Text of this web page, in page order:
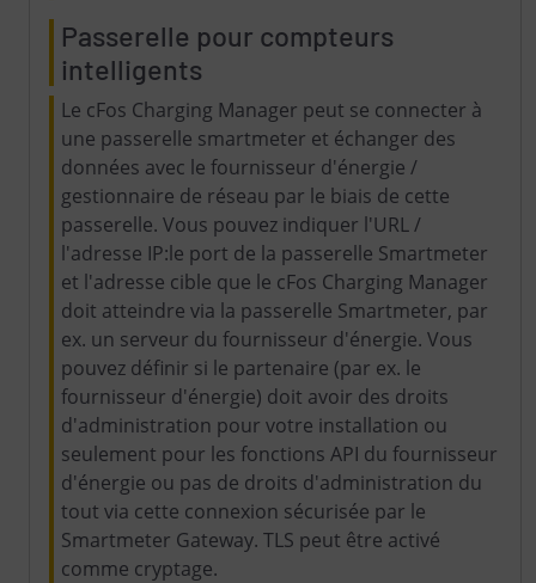
Passerelle pour compteurs
intelligents
Le cFos Charging Manager peut se connecter à
une passerelle smartmeter et échanger des
données avec le fournisseur d'énergie /
gestionnaire de réseau par le biais de cette
passerelle. Vous pouvez indiquer l'URL /
l'adresse IP:le port de la passerelle Smartmeter
et l'adresse cible que le cFos Charging Manager
doit atteindre via la passerelle Smartmeter, par
ex. un serveur du fournisseur d'énergie. Vous
pouvez définir si le partenaire (par ex. le
fournisseur d'énergie) doit avoir des droits
d'administration pour votre installation ou
seulement pour les fonctions API du fournisseur
d'énergie ou pas de droits d'administration du
tout via cette connexion sécurisée par le
Smartmeter Gateway. TLS peut être activé
comme cryptage.